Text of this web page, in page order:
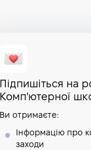
Підпишіться на
Комп'ютерної
Ви отримаєте:
Інформацію про
заходи